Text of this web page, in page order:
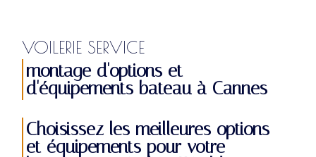
VOILERIE SERVICE
montage d'options et
d'équipements bateau à Cannes
Choisissez les meilleures options
et équipements pour votre